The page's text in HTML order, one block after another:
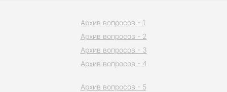
Архив вопросов - 1
Архив вопросов - 2
Архив вопросов - 3
Архив вопросов - 4
Архив вопросов - 5